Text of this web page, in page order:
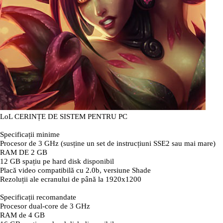
LoL CERINȚE DE SISTEM PENTRU PC
Specificații minime
Procesor de 3 GHz (susține un set de instrucțiuni SSE2 sau mai mare)
RAM DE 2 GB
12 GB spațiu pe hard disk disponibil
Placă video compatibilă cu 2.0b, versiune Shade
Rezoluții ale ecranului de până la 1920x1200
Specificații recomandate
Procesor dual-core de 3 GHz
RAM de 4 GB